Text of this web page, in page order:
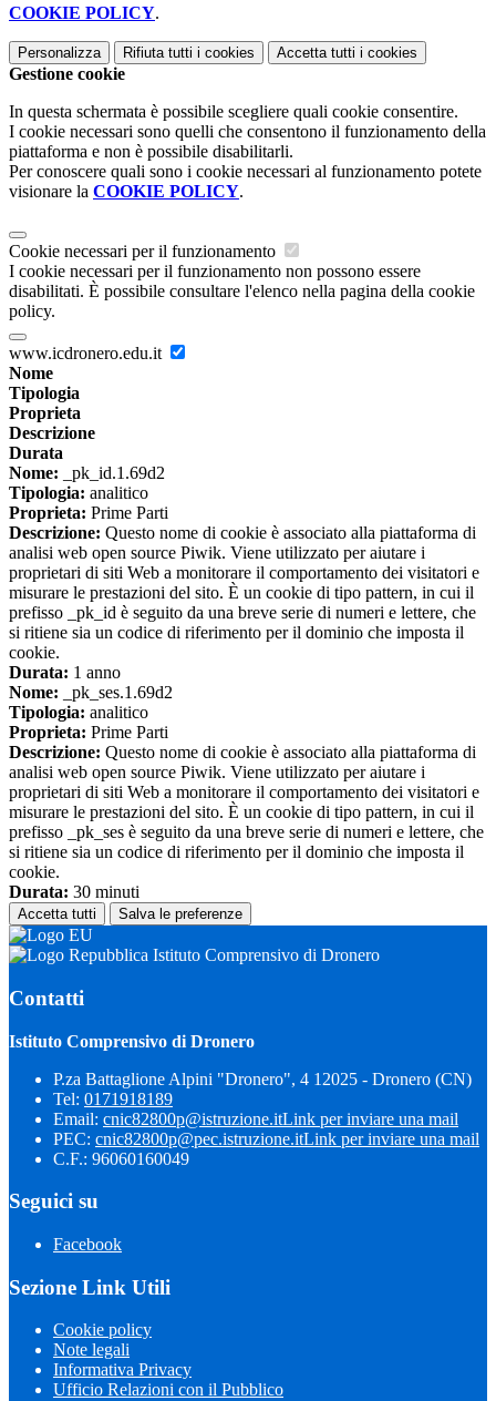
COOKIE POLICY.
Personalizza Rifiuta tutti i cookies Accetta tutti i cookies
Gestione cookie
In questa schermata è possibile scegliere quali cookie consentire.
I cookie necessari sono quelli che consentono il funzionamento della
piattaforma e non è possibile disabilitarli.
Per conoscere quali sono i cookie necessari al funzionamento potete
visionare la COOKIE POLICY.
Cookie necessari per il funzionamento
I cookie necessari per il funzionamento non possono essere
disabilitati. È possibile consultare l'elenco nella pagina della cookie
policy.
www.icdronero.edu.it
Nome
Tipologia
Proprieta
Descrizione
Durata
Nome: _pk_id.1.69d2
Tipologia: analitico
Proprieta: Prime Parti
Descrizione: Questo nome di cookie è associato alla piattaforma di
analisi web open source Piwik. Viene utilizzato per aiutare i
proprietari di siti Web a monitorare il comportamento dei visitatori e
misurare le prestazioni del sito. È un cookie di tipo pattern, in cui il
prefisso _pk_id è seguito da una breve serie di numeri e lettere, che
si ritiene sia un codice di riferimento per il dominio che imposta il
cookie.
Durata: 1 anno
Nome: _pk_ses.1.69d2
Tipologia: analitico
Proprieta: Prime Parti
Descrizione: Questo nome di cookie è associato alla piattaforma di
analisi web open source Piwik. Viene utilizzato per aiutare i
proprietari di siti Web a monitorare il comportamento dei visitatori e
misurare le prestazioni del sito. È un cookie di tipo pattern, in cui il
prefisso _pk_ses è seguito da una breve serie di numeri e lettere, che
si ritiene sia un codice di riferimento per il dominio che imposta il
cookie.
Durata: 30 minuti
Accetta tutti Salva le preferenze
Istituto Comprensivo di Dronero
Contatti
Istituto Comprensivo di Dronero
P.za Battaglione Alpini "Dronero", 4 12025 - Dronero (CN)
Tel: 0171918189
Email: cnic82800p@istruzione.itLink per inviare una mail
PEC: cnic82800p@pec.istruzione.itLink per inviare una mail
C.F.: 96060160049
Seguici su
Facebook
Sezione Link Utili
Cookie policy
Note legali
Informativa Privacy
Ufficio Relazioni con il Pubblico